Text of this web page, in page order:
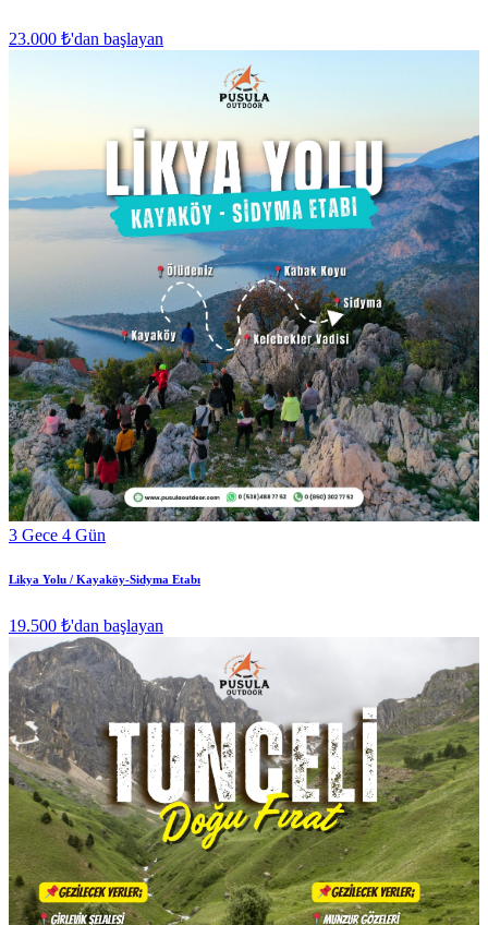
23.000 ₺'dan başlayan
3 Gece 4 Gün
Likya Yolu / Kayaköy-Sidyma Etabı
19.500 ₺'dan başlayan